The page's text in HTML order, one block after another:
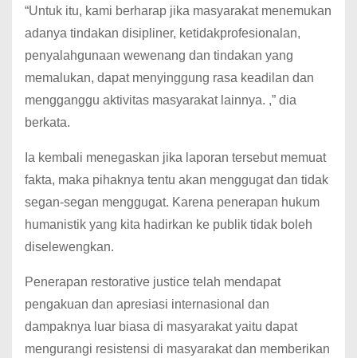
“Untuk itu, kami berharap jika masyarakat menemukan
adanya tindakan disipliner, ketidakprofesionalan,
penyalahgunaan wewenang dan tindakan yang
memalukan, dapat menyinggung rasa keadilan dan
mengganggu aktivitas masyarakat lainnya. ,” dia
berkata.
Ia kembali menegaskan jika laporan tersebut memuat
fakta, maka pihaknya tentu akan menggugat dan tidak
segan-segan menggugat. Karena penerapan hukum
humanistik yang kita hadirkan ke publik tidak boleh
diselewengkan.
Penerapan restorative justice telah mendapat
pengakuan dan apresiasi internasional dan
dampaknya luar biasa di masyarakat yaitu dapat
mengurangi resistensi di masyarakat dan memberikan